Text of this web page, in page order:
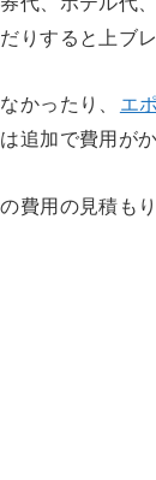
りすると上ブ
かったり、 エ
追加で費用が
費用の見積も